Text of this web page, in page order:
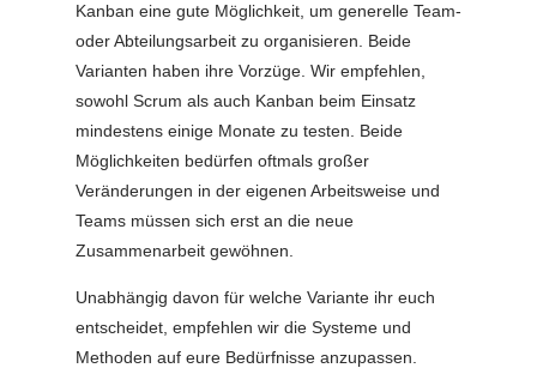
Kanban eine gute Möglichkeit, um generelle Team-
oder Abteilungsarbeit zu organisieren. Beide
Varianten haben ihre Vorzüge. Wir empfehlen,
sowohl Scrum als auch Kanban beim Einsatz
mindestens einige Monate zu testen. Beide
Möglichkeiten bedürfen oftmals großer
Veränderungen in der eigenen Arbeitsweise und
Teams müssen sich erst an die neue
Zusammenarbeit gewöhnen.
Unabhängig davon für welche Variante ihr euch
entscheidet, empfehlen wir die Systeme und
Methoden auf eure Bedürfnisse anzupassen.